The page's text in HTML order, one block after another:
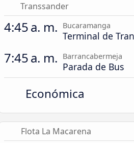
Transsander
4:45 a. m. Bucaramanga
Terminal de
7:45 a. m. Barrancabermeja
Parada de Bus
Económica
Flota La Macarena